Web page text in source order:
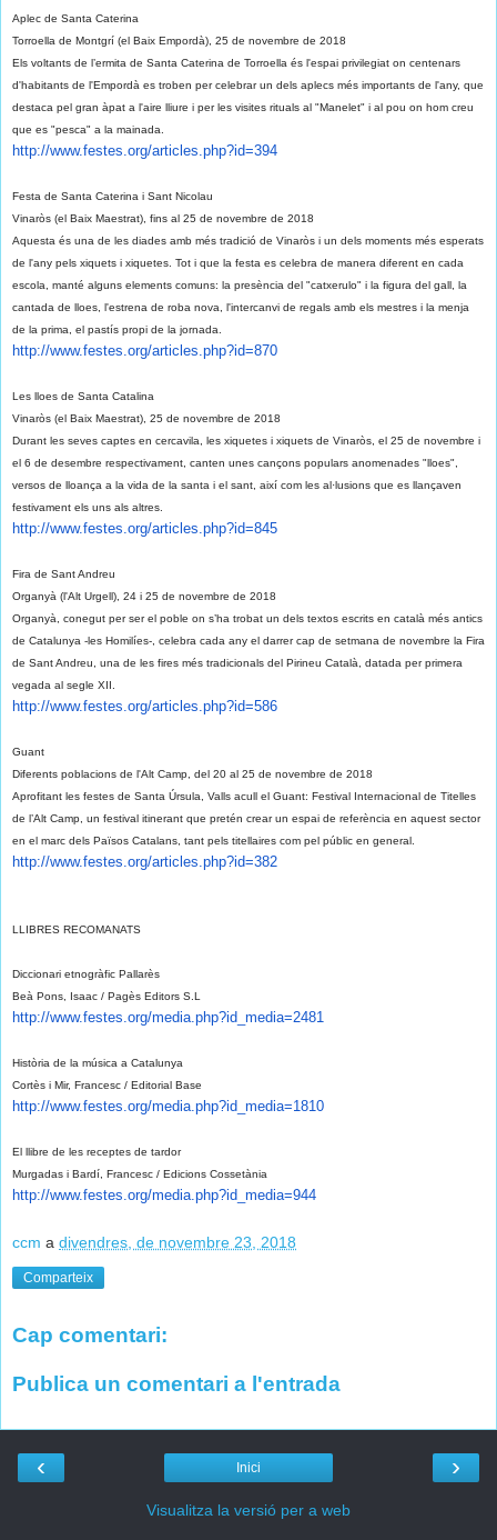
Aplec de Santa Caterina
Torroella de Montgrí (el Baix Empordà), 25 de novembre de 2018
Els voltants de l’ermita de Santa Caterina de Torroella és l'espai privilegiat on centenars
d'habitants de l'Empordà es troben per celebrar un dels aplecs més importants de l'any, que
destaca pel gran àpat a l'aire lliure i per les visites rituals al "Manelet" i al pou on hom creu
que es "pesca" a la mainada.
http://www.festes.org/articles.php?id=394
Festa de Santa Caterina i Sant Nicolau
Vinaròs (el Baix Maestrat), fins al 25 de novembre de 2018
Aquesta és una de les diades amb més tradició de Vinaròs i un dels moments més esperats
de l'any pels xiquets i xiquetes. Tot i que la festa es celebra de manera diferent en cada
escola, manté alguns elements comuns: la presència del "catxerulo" i la figura del gall, la
cantada de lloes, l'estrena de roba nova, l'intercanvi de regals amb els mestres i la menja
de la prima, el pastís propi de la jornada.
http://www.festes.org/articles.php?id=870
Les lloes de Santa Catalina
Vinaròs (el Baix Maestrat), 25 de novembre de 2018
Durant les seves captes en cercavila, les xiquetes i xiquets de Vinaròs, el 25 de novembre i
el 6 de desembre respectivament, canten unes cançons populars anomenades "lloes",
versos de lloança a la vida de la santa i el sant, així com les al·lusions que es llançaven
festivament els uns als altres.
http://www.festes.org/articles.php?id=845
Fira de Sant Andreu
Organyà (l'Alt Urgell), 24 i 25 de novembre de 2018
Organyà, conegut per ser el poble on s’ha trobat un dels textos escrits en català més antics
de Catalunya -les Homilíes-, celebra cada any el darrer cap de setmana de novembre la Fira
de Sant Andreu, una de les fires més tradicionals del Pirineu Català, datada per primera
vegada al segle XII.
http://www.festes.org/articles.php?id=586
Guant
Diferents poblacions de l'Alt Camp, del 20 al 25 de novembre de 2018
Aprofitant les festes de Santa Úrsula, Valls acull el Guant: Festival Internacional de Titelles
de l’Alt Camp, un festival itinerant que pretén crear un espai de referència en aquest sector
en el marc dels Països Catalans, tant pels titellaires com pel públic en general.
http://www.festes.org/articles.php?id=382
LLIBRES RECOMANATS
Diccionari etnogràfic Pallarès
Beà Pons, Isaac / Pagès Editors S.L
http://www.festes.org/media.php?id_media=2481
Història de la música a Catalunya
Cortès i Mir, Francesc / Editorial Base
http://www.festes.org/media.php?id_media=1810
El llibre de les receptes de tardor
Murgadas i Bardí, Francesc / Edicions Cossetània
http://www.festes.org/media.php?id_media=944
ccm a divendres, de novembre 23, 2018
Comparteix
Cap comentari:
Publica un comentari a l'entrada
‹ ›
Inici
Visualitza la versió per a web